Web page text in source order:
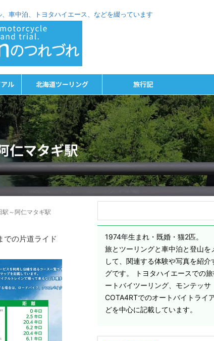
車中泊、トヨタハイエース、などを綴っています
ル 北海道ツーリング 旅行記
仁マタギ駅
駅～阿仁マタギ駅
での片道ライド
1974年生まれ・既婚・猫2匹。
旅とツーリングと車中泊と登山を
して、関連する体験や写真を紹介
グです。 トヨタハイエースでの
ートバイツーリング、モンテッサ
COTA4RTでのオートバイトライ
どを中心に記載しています。